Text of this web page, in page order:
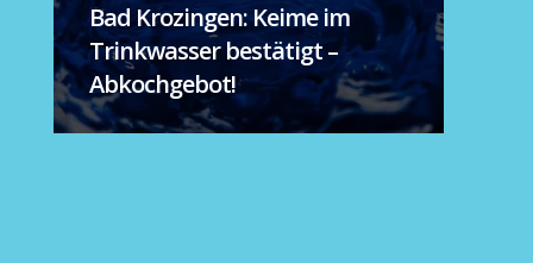
Bad Krozingen: Keime im
Trinkwasser bestätigt –
Abkochgebot!